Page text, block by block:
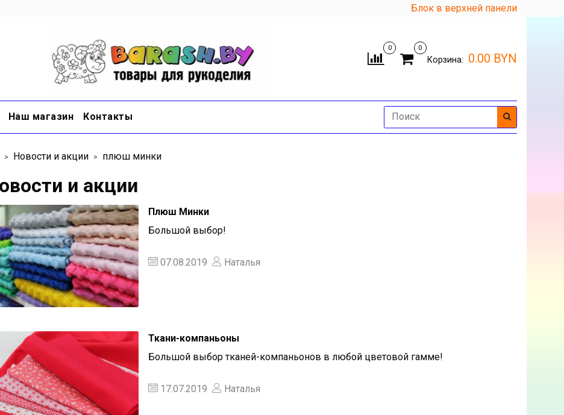
Блок в верхней панели
0 0
Корзина: 0.00 BYN
Наш магазин Контакты
Новости и акции плюш минки
и акции
Плюш Минки
Большой выбор!
07.08.2019 Наталья
Ткани-компаньоны
Большой выбор тканей-компаньонов в любой цветовой гамме!
17.07.2019 Наталья